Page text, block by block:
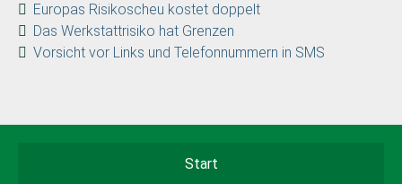
Europas Risikoscheu kostet doppelt
Das Werkstattrisiko hat Grenzen
Vorsicht vor Links und Telefonnummern in SMS
Start